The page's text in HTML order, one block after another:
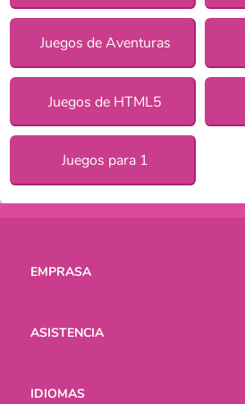
Juegos de Aventuras
Juegos de HTML5
Juegos para 1
EMPRASA
ASISTENCIA
IDIOMAS